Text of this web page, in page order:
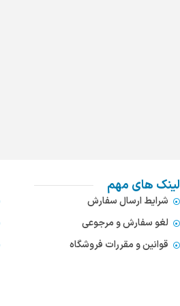
لینک های مهم
شرایط ارسال سفارش
لغو سفارش و مرجوعی
قوانین و مقررات فروشگاه